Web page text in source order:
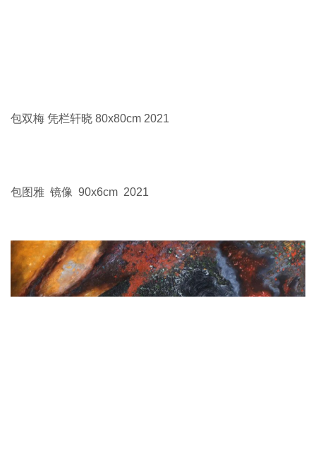
包双梅 凭栏轩晓 80x80cm 2021
包图雅 镜像 90x6cm 2021